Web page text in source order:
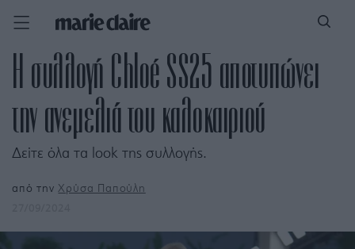
H συλλογή Chloé SS25 αποτυπώνει
την ανεμελιά του καλοκαιριού
Δείτε όλα τα look της συλλογής.
από τηνΧρύσα Παπούλη